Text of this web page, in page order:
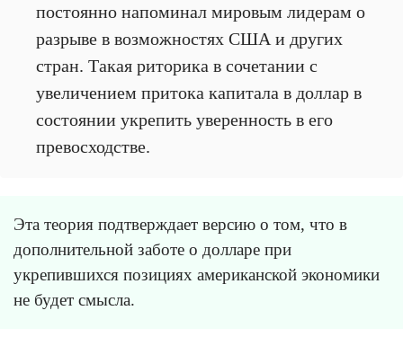
постоянно напоминал мировым лидерам о
разрыве в возможностях США и других
стран. Такая риторика в сочетании с
увеличением притока капитала в доллар в
состоянии укрепить уверенность в его
превосходстве.
Эта теория подтверждает версию о том, что в
дополнительной заботе о долларе при
укрепившихся позициях американской экономики
не будет смысла.